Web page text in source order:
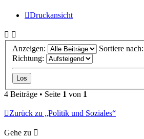
Druckansicht
Anzeigen:
Sortiere nach:
Richtung:
4 Beiträge • Seite 1 von 1
Zurück zu „Politik und Soziales“
Gehe zu